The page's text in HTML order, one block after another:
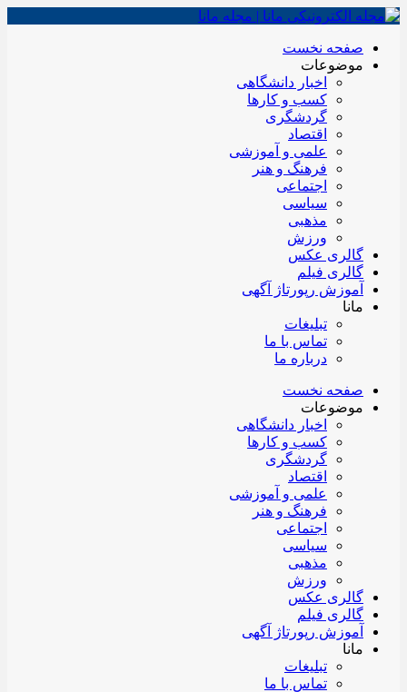
صفحه نخست
موضوعات
اخبار دانشگاهی
کسب و کارها
گردشگری
اقتصاد
علمی و آموزشی
فرهنگ و هنر
اجتماعی
سیاسی
مذهبی
ورزش
گالری عکس
گالری فیلم
آموزش رپورتاژ آگهی
مانا
تبلیغات
تماس با ما
درباره ما
صفحه نخست
موضوعات
اخبار دانشگاهی
کسب و کارها
گردشگری
اقتصاد
علمی و آموزشی
فرهنگ و هنر
اجتماعی
سیاسی
مذهبی
ورزش
گالری عکس
گالری فیلم
آموزش رپورتاژ آگهی
مانا
تبلیغات
تماس با ما